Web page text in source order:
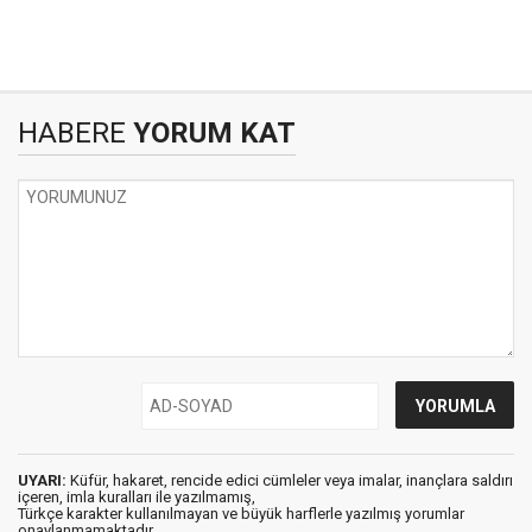
HABERE YORUM KAT
UYARI: Küfür, hakaret, rencide edici cümleler veya imalar, inançlara saldırı
içeren, imla kuralları ile yazılmamış,
Türkçe karakter kullanılmayan ve büyük harflerle yazılmış yorumlar